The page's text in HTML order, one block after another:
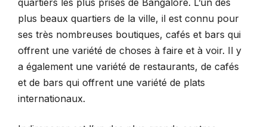
quartiers les plus prisés de Bangalore. L’un des
plus beaux quartiers de la ville, il est connu pour
ses très nombreuses boutiques, cafés et bars qui
offrent une variété de choses à faire et à voir. Il y
a également une variété de restaurants, de cafés
et de bars qui offrent une variété de plats
internationaux.